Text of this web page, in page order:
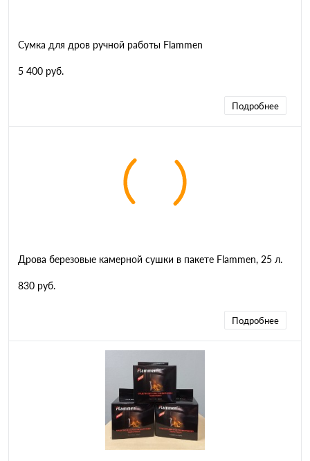
Сумка для дров ручной работы Flammen
5 400 руб.
Подробнее
Дрова березовые камерной сушки в пакете Flammen, 25 л.
830 руб.
Подробнее